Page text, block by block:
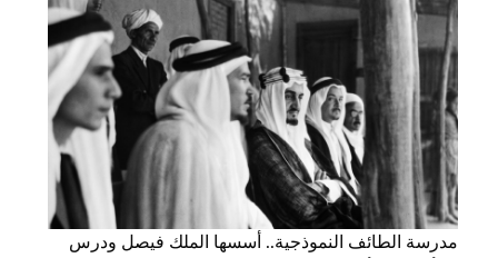
مدرسة الطائف النموذجية.. أسسها الملك فيصل ودرس